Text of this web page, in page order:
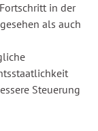
in der
als auch
Steuerung